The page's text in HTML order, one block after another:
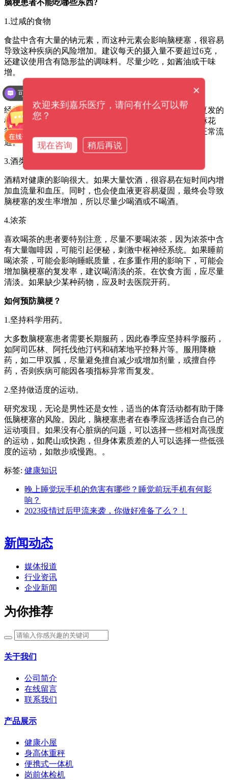
脑梗患者不能吃哪些东西?
1.过咸的食物
食盐中含有大量的钠元素，而这种元素会影响脑梗塞，很容易
导致这种疾病的风险增加。建议每天的摄入量不要超过6克，
还建议使用含有隐形盐的调味料。尽量少吃，如酱油或干味
增。
2.油炸食品
经常吃油炸食品会导致血脂水平相对较高，增加脑梗塞复发的
机会。因此，平时要少吃油炸类食物，如红烧肉、油炸麻花
等。这些食物中的不良脂肪酸多了，很容易影响血液的正常流
通。
3.酒类食物
酒精对健康的影响很大。如果大量饮酒，很容易在短时间内增
加血流量和血压。同时，也会使血液更容易凝固，最终会导致
脑梗塞的发生率增加，所以尽量少喝酒或不喝酒。
4.浓茶
喜欢喝茶的患者要特别注意，尽量不要喝浓茶，因为浓茶中含
有大量咖啡因，可能引起便秘，刺激中枢神经系统。如果睡前
喝浓茶，可能会影响睡眠质量，在多重作用的影响下，可能会
增加脑梗塞的复发率，建议喝清淡的茶。在饮食方面，应尽量
清淡。如果缺少某种药物，应及时去医院开药。
如何预防脑梗？
1.坚持科学用药。
大多数脑梗塞患者需要长期服药，因此春季应坚持科学服药，
如阿司匹林、阿托伐他汀钙和硝苯地平控释片等。服用降糖
药，如二甲双胍，尽量避免擅自减少或增加剂量，或擅自停
药，否则疾病可能因各项指标异常而复发。
2.坚持做适度的运动。
研究发现，无论是男性还是女性，适当的体育活动都有助于降
低脑梗塞的风险。因此，脑梗塞患者在春季应选择适合自己的
运动项目。如果没有心脏病的问题，可以选择一些相对高强度
的运动，如爬山或快跑，但身体素质差的人可以选择一些低强
度的运动，如散步或慢跑。。
标签: 健康知识
晚上睡觉玩手机的危害有哪些？睡觉前玩手机有何影
响？
2023疫情过后甲流来袭，你做好准备了么？！
新闻动态
媒体报道
行业资讯
企业新闻
为你推荐
关于我们
公司简介
在线留言
联系我们
产品展示
健康小屋
身高体重秤
便携式一体机
岗前体检机
×
欢迎来到嘉乐医疗，请问有什么可以帮
您？
现在咨询 稍后再说